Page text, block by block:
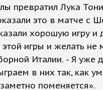
превратил Лука
это в матче с
хорошую игру и
этой игры и желать не
Италии. - Я уже
в них так, как
поменяется».